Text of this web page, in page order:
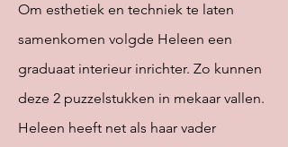
Om esthetiek en techniek te laten
samenkomen volgde Heleen een
graduaat interieur inrichter. Zo kunnen
deze 2 puzzelstukken in mekaar vallen.
Heleen heeft net als haar vader